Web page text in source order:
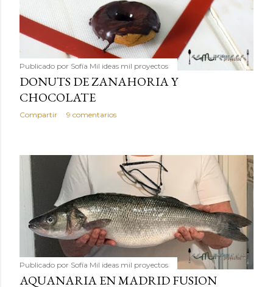
Publicado por Sofía Mil ideas mil proyectos
DONUTS DE ZANAHORIA Y
CHOCOLATE
Compartir 9 comentarios
Publicado por Sofía Mil ideas mil proyectos
AQUANARIA EN MADRID FUSION